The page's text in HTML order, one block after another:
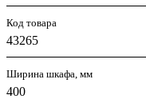
Код товара
43265
Ширина шкафа, мм
400